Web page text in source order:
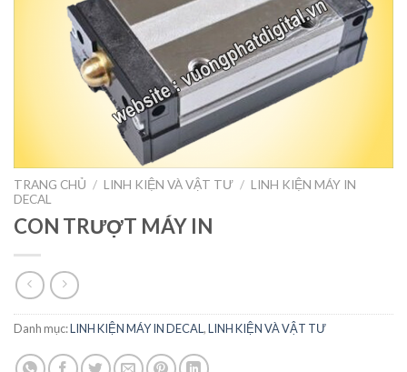
TRANG CHỦ / LINH KIỆN VÀ VẬT TƯ / LINH KIỆN MÁY IN
DECAL
CON TRƯỢT MÁY IN
Danh mục:LINH KIỆN MÁY IN DECAL,LINH KIỆN VÀ VẬT TƯ